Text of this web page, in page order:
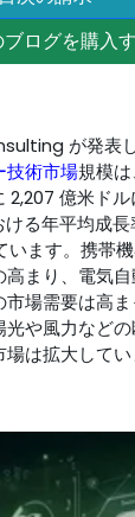
ブログを購入
が発表
技術市場規模
2,207 億米ド
る年平均成
います。携帯
まり、電気
場需要は高
や風力など
は拡大してい